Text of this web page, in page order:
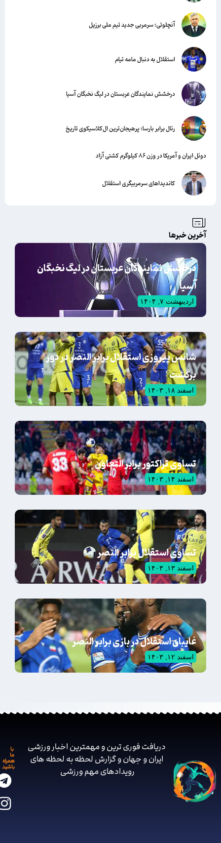
آنچلوتی؛ سرمربی جدید تیم ملی برزیل
استقلال به دنبال مامه تیام
درخشش نمایندگان عربستان در لیگ نخبگان آسیا
رئال برابر بارسا؛ پرهیجان‌‌ترین ال‌کلاسیکوی تاریخ
دوئل ایران و آمریکا در وزن ۸۶ کیلوگرم کشتی آزاد
کاندیداهای سرمربیگری استقلال
آخرین خبرها
درخشش نمایندگان عربستان در لیگ نخبگان
آسیا
اردیبهشت ۷, ۱۴۰۴
شانس پیروزی استقلال برابر النصر در دور
برگشت
اسفند ۱۸, ۱۴۰۳
تساوی تراکتور برابر التعاون
اسفند ۱۴, ۱۴۰۳
تساوی استقلال برابر النصر
اسفند ۱۳, ۱۴۰۳
غایبان استقلال در بازی برابر النصر
اسفند ۱۲, ۱۴۰۳
دریافت فوری ترین و مهمترین اخبار ورزشی
ایران و جهان و گزارش لحظه به لحظه های
رویدادهای مهم ‌ورزشی
همراه
باشید